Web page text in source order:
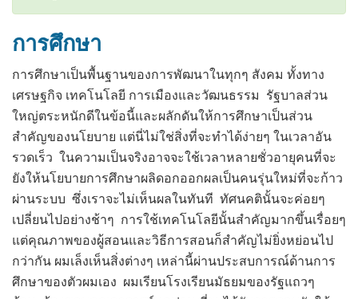
ระดับ
โลก
ด้าน
การ
เปลี่ยนแปลง
ภูมิ
อากาศ
การศึกษา
การศึกษาเป็นพื้นฐานของการพัฒนาในทุกๆ สังคม ทั้งทาง
เศรษฐกิจ เทคโนโลยี การเมืองและวัฒนธรรม รัฐบาลส่วน
ใหญ่ตระหนักดีในข้อนี้และผลักดันให้การศึกษาเป็นส่วน
สำคัญของนโยบาย แต่นี่ไม่ใช่สิ่งที่จะทำได้ง่ายๆ ในเวลาอัน
รวดเร็ว ในความเป็นจริงอาจจะใช้เวลาหลายชั่วอายุคนที่จะ
ยังให้นโยบายการศึกษาผลิดอกออกผลเป็นคนรุ่นใหม่ที่จะก้าว
ผ่านระบบ ซึ่งเราจะไม่เห็นผลในทันที ทัศนคตินั้นจะค่อยๆ
เปลี่ยนไปอย่างช้าๆ การใช้เทคโนโลยีนั้นสำคัญมากขึ้นเรื่อยๆ
แต่คุณภาพของผู้สอนและวิธีการสอนก็สำคัญไม่ยิ่งหย่อนไป
กว่ากัน ผมเล็งเห็นสิ่งต่างๆ เหล่านี้ผ่านประสบการณ์ด้านการ
ศึกษาของตัวผมเอง ผมเรียนโรงเรียนมัธยมของรัฐแถวๆ